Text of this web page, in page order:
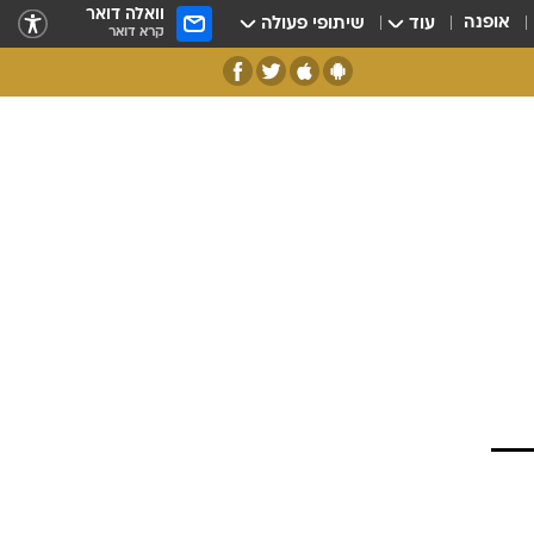
אופנה עוד שיתופי פעולה וואלה דואר
קרא דואר